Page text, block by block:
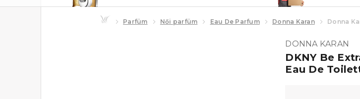
Parfüm Női parfüm Eau De Parfum Donna Karan Donna
DONNA KARAN
DKNY Be
Eau De